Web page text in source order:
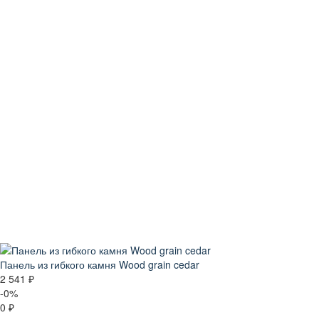
Панель из гибкого камня Wood grain cedar
2 541 ₽
-0%
0 ₽